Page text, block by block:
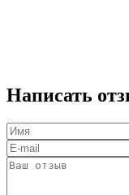
Написать